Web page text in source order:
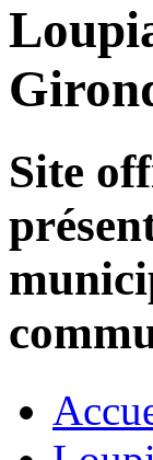
Site